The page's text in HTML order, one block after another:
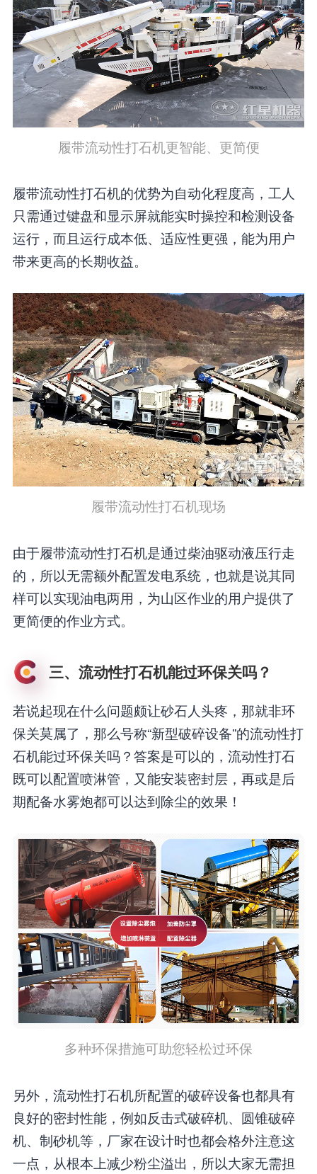
履带流动性打石机更智能、更简便
履带流动性打石机的优势为自动化程度高，工人
只需通过键盘和显示屏就能实时操控和检测设备
运行，而且运行成本低、适应性更强，能为用户
带来更高的长期收益。
履带流动性打石机现场
由于履带流动性打石机是通过柴油驱动液压行走
的，所以无需额外配置发电系统，也就是说其同
样可以实现油电两用，为山区作业的用户提供了
更简便的作业方式。
三、流动性打石机能过环保关吗？
若说起现在什么问题颇让砂石人头疼，那就非环
保关莫属了，那么号称“新型破碎设备”的流动性打
石机能过环保关吗？答案是可以的，流动性打石
既可以配置喷淋管，又能安装密封层，再或是后
期配备水雾炮都可以达到除尘的效果！
多种环保措施可助您轻松过环保
另外，流动性打石机所配置的破碎设备也都具有
良好的密封性能，例如反击式破碎机、圆锥破碎
机、制砂机等，厂家在设计时也都会格外注意这
一点，从根本上减少粉尘溢出，所以大家无需担